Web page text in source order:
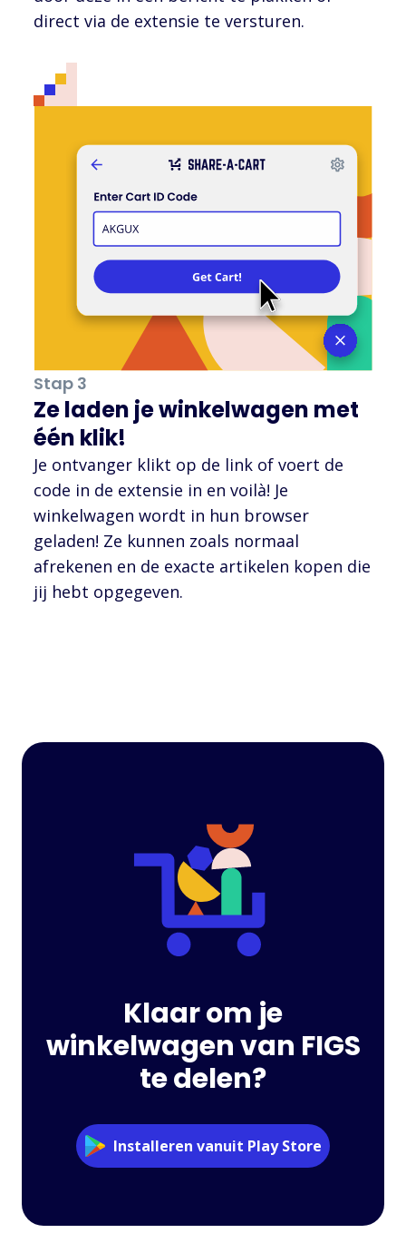
direct via de extensie te versturen.
Stap 3
Ze laden je winkelwagen met
één klik!
Je ontvanger klikt op de link of voert de
code in de extensie in en voilà! Je
winkelwagen wordt in hun browser
geladen! Ze kunnen zoals normaal
afrekenen en de exacte artikelen kopen die
jij hebt opgegeven.
Klaar om je
winkelwagen van FIGS
te delen?
Installeren vanuit Play Store